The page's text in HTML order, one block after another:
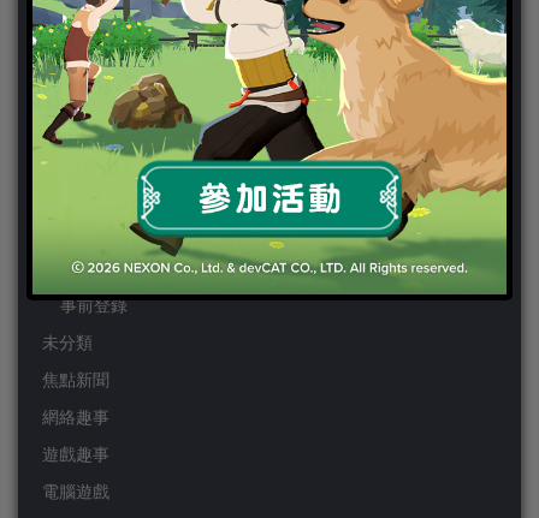
PSP
Wii
Wiiu
XBOX ONE
XBOX360
IOS
事前登錄
未分類
焦點新聞
網絡趣事
遊戲趣事
電腦遊戲